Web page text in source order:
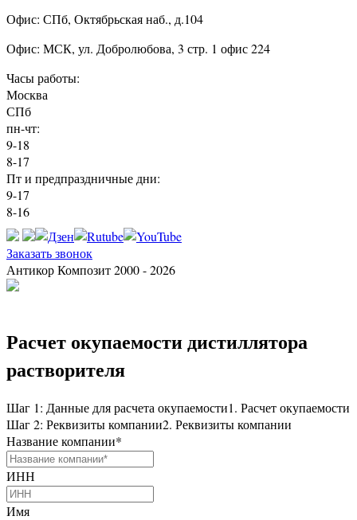
Офис: СПб, Октябрьская наб., д.104
Офис: МСК, ул. Добролюбова, 3 стр. 1 офис 224
Часы работы:
Москва
СПб
пн-чт:
9-18
8-17
Пт и предпраздничные дни:
9-17
8-16
Заказать звонок
Антикор Композит 2000 - 2026
Расчет окупаемости дистиллятора
растворителя
Шаг 1: Данные для расчета окупаемости1. Расчет окупаемости
Шаг 2: Реквизиты компании2. Реквизиты компании
Название компании*
ИНН
Имя